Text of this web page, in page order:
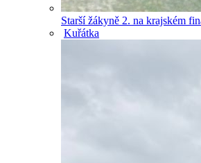
Starší žákyně 2. na krajském
Kuřátka